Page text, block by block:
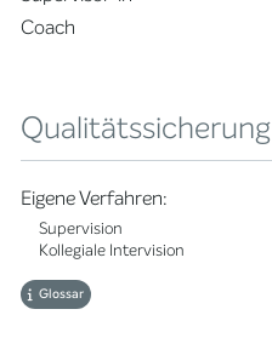
Coach
Qualitätssicherung
Eigene Verfahren:
Supervision
Kollegiale Intervision
Glossar